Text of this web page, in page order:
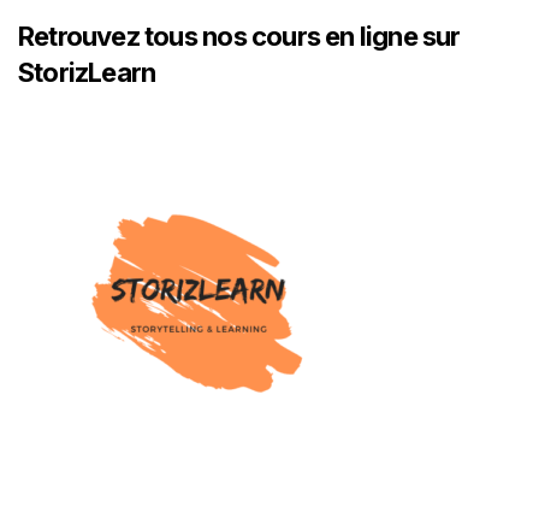
Retrouvez tous nos cours en ligne sur
StorizLearn